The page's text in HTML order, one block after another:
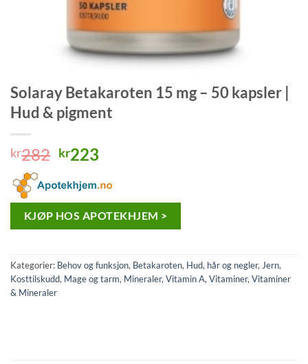
Solaray Betakaroten 15 mg – 50 kapsler |
Hud & pigment
kr282 Opprinnelig
var:
kr282.
kr223
er:
kr223.
KJØP HOS APOTEKHJEM >
Kategorier: Behov og funksjon, Betakaroten, Hud, hår og negler, Jern,
Kosttilskudd, Mage og tarm, Mineraler, Vitamin A, Vitaminer, Vitaminer
& Mineraler